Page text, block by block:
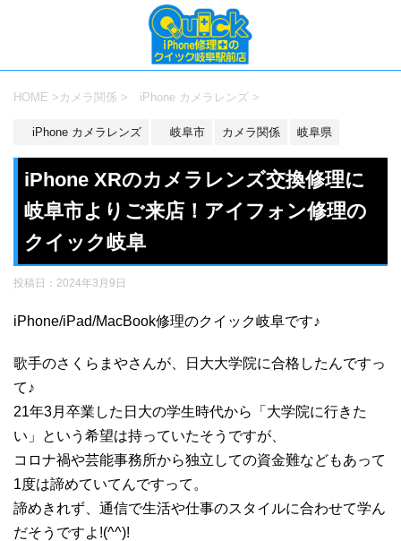
HOME > カメラ関係 > iPhone カメラレンズ >
iPhone カメラレンズ 岐阜市 カメラ関係 岐阜県
iPhone XRのカメラレンズ交換修理に
岐阜市よりご来店！アイフォン修理の
クイック岐阜
投稿日： 2024年3月9日
iPhone/iPad/MacBook修理のクイック岐阜です♪
歌手のさくらまやさんが、日大大学院に合格したんですっ
て♪
21年3月卒業した日大の学生時代から「大学院に行きた
い」という希望は持っていたそうですが、
コロナ禍や芸能事務所から独立しての資金難などもあって
1度は諦めていてんですって。
諦めきれず、通信で生活や仕事のスタイルに合わせて学ん
だそうですよ!(^^)!